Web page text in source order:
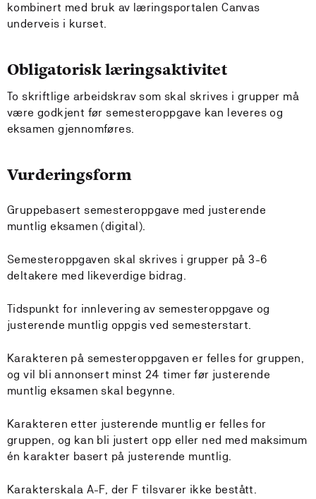
kombinert med bruk av læringsportalen Canvas
underveis i kurset.
Obligatorisk læringsaktivitet
To skriftlige arbeidskrav som skal skrives i grupper må
være godkjent før semesteroppgave kan leveres og
eksamen gjennomføres.
Vurderingsform
Gruppebasert semesteroppgave med justerende
muntlig eksamen (digital).
Semesteroppgaven skal skrives i grupper på 3-6
deltakere med likeverdige bidrag.
Tidspunkt for innlevering av semesteroppgave og
justerende muntlig oppgis ved semesterstart.
Karakteren på semesteroppgaven er felles for gruppen,
og vil bli annonsert minst 24 timer før justerende
muntlig eksamen skal begynne.
Karakteren etter justerende muntlig er felles for
gruppen, og kan bli justert opp eller ned med maksimum
én karakter basert på justerende muntlig.
Karakterskala A-F, der F tilsvarer ikke bestått.